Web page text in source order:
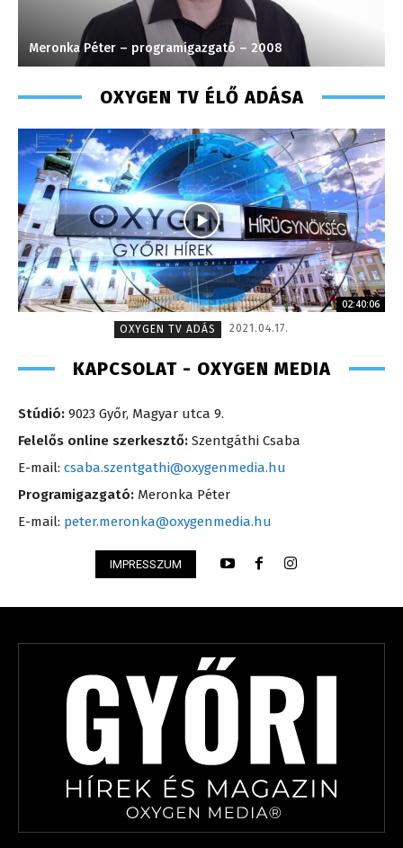
Meronka Péter – programigazgató – 2008
OXYGEN TV ÉLŐ ADÁSA
02:40:06
OXYGEN TV ADÁS
2021.04.17.
KAPCSOLAT - OXYGEN MEDIA
Stúdió: 9023 Győr, Magyar utca 9.
Felelős online szerkesztő: Szentgáthi Csaba
E-mail: csaba.szentgathi@oxygenmedia.hu
Programigazgató: Meronka Péter
E-mail: peter.meronka@oxygenmedia.hu
IMPRESSZUM